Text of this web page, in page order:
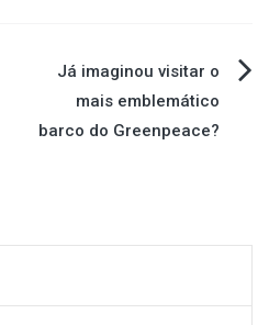
Já imaginou visitar o
mais emblemático
barco do Greenpeace?